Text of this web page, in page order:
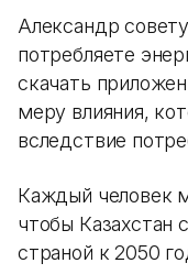
Александр
потребляете
скачать
меру влияния,
вследствие
Каждый человек
чтобы Казахстан
страной к 2050